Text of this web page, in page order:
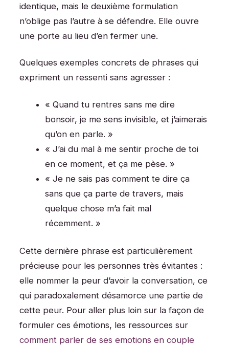
identique, mais le deuxième formulation
n’oblige pas l’autre à se défendre. Elle ouvre
une porte au lieu d’en fermer une.
Quelques exemples concrets de phrases qui
expriment un ressenti sans agresser :
« Quand tu rentres sans me dire
bonsoir, je me sens invisible, et j’aimerais
qu’on en parle. »
« J’ai du mal à me sentir proche de toi
en ce moment, et ça me pèse. »
« Je ne sais pas comment te dire ça
sans que ça parte de travers, mais
quelque chose m’a fait mal
récemment. »
Cette dernière phrase est particulièrement
précieuse pour les personnes très évitantes :
elle nommer la peur d’avoir la conversation, ce
qui paradoxalement désamorce une partie de
cette peur. Pour aller plus loin sur la façon de
formuler ces émotions, les ressources sur
comment parler de ses emotions en couple